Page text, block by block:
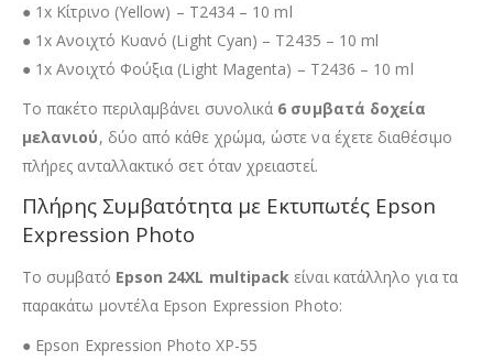
● 1x Κίτρινο (Yellow) – T2434 – 10 ml
● 1x Ανοιχτό Κυανό (Light Cyan) – T2435 – 10 ml
● 1x Ανοιχτό Φούξια (Light Magenta) – T2436 – 10 ml
Το πακέτο περιλαμβάνει συνολικά 6 συμβατά δοχεία
μελανιού, δύο από κάθε χρώμα, ώστε να έχετε διαθέσιμο
πλήρες ανταλλακτικό σετ όταν χρειαστεί.
Πλήρης Συμβατότητα με Εκτυπωτές Epson
Expression Photo
Το συμβατό Epson 24XL multipack είναι κατάλληλο για τα
παρακάτω μοντέλα Epson Expression Photo:
● Epson Expression Photo XP-55